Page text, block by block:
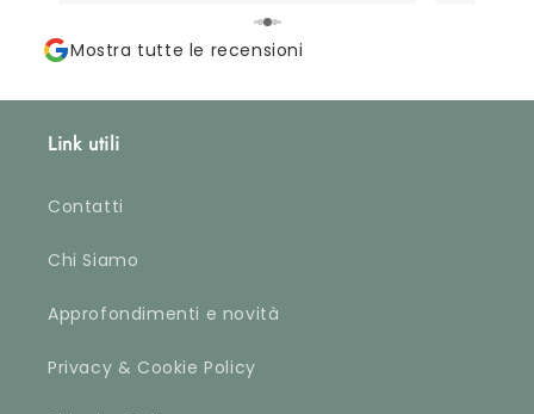
riguarda
Mostra tutte le recensioni
Link utili
Contatti
Chi Siamo
Approfondimenti e novità
Privacy & Cookie Policy